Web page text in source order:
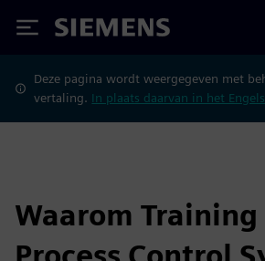
Siemens
Deze pagina wordt weergegeven met
vertaling. In plaats daarvan in het
Waarom